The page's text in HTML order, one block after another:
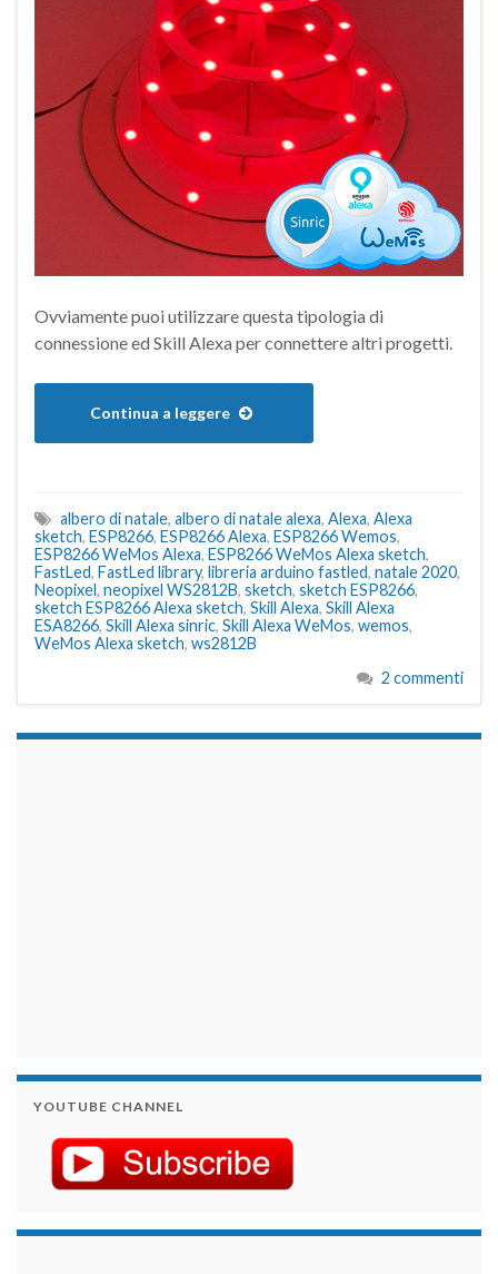
Ovviamente puoi utilizzare questa tipologia di
connessione ed Skill Alexa per connettere altri progetti.
Continua a leggere
albero di natale, albero di natale alexa, Alexa, Alexa
sketch, ESP8266, ESP8266 Alexa, ESP8266 Wemos,
ESP8266 WeMos Alexa, ESP8266 WeMos Alexa sketch,
FastLed, FastLed library, libreria arduino fastled, natale 2020,
Neopixel, neopixel WS2812B, sketch, sketch ESP8266,
sketch ESP8266 Alexa sketch, Skill Alexa, Skill Alexa
ESA8266, Skill Alexa sinric, Skill Alexa WeMos, wemos,
WeMos Alexa sketch, ws2812B
2 commenti
YOUTUBE CHANNEL